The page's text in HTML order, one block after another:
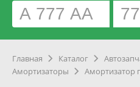
Главная Каталог
Амортизаторы
Амортизатор